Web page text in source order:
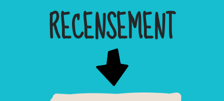
RECENSEMENT